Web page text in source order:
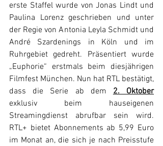
erste Staffel wurde von Jonas Lindt und
Paulina Lorenz geschrieben und unter
der Regie von Antonia Leyla Schmidt und
André Szardenings in Köln und im
Ruhrgebiet gedreht. Präsentiert wurde
„Euphorie“ erstmals beim diesjährigen
Filmfest München. Nun hat RTL bestätigt,
dass die Serie ab dem 2. Oktober
exklusiv beim hauseigenen
Streamingdienst abrufbar sein wird.
RTL+ bietet Abonnements ab 5,99 Euro
im Monat an, die sich je nach Preisstufe